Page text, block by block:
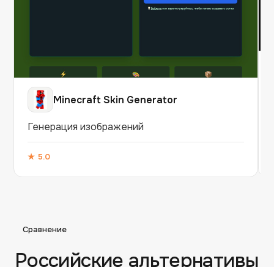
Minecraft Skin Generator
Генерация изображений
★ 5.0
Сравнение
Российские альтернативы